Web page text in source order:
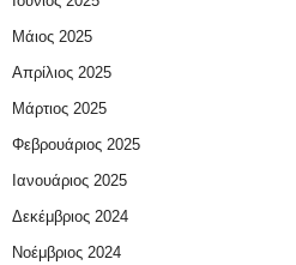
Μάιος 2025
Απρίλιος 2025
Μάρτιος 2025
Φεβρουάριος 2025
Ιανουάριος 2025
Δεκέμβριος 2024
Νοέμβριος 2024